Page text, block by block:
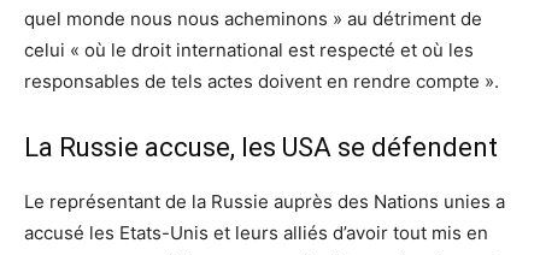
quel monde nous nous acheminons » au détriment de
celui « où le droit international est respecté et où les
responsables de tels actes doivent en rendre compte ».
La Russie accuse, les USA se défendent
Le représentant de la Russie auprès des Nations unies a
accusé les Etats-Unis et leurs alliés d’avoir tout mis en